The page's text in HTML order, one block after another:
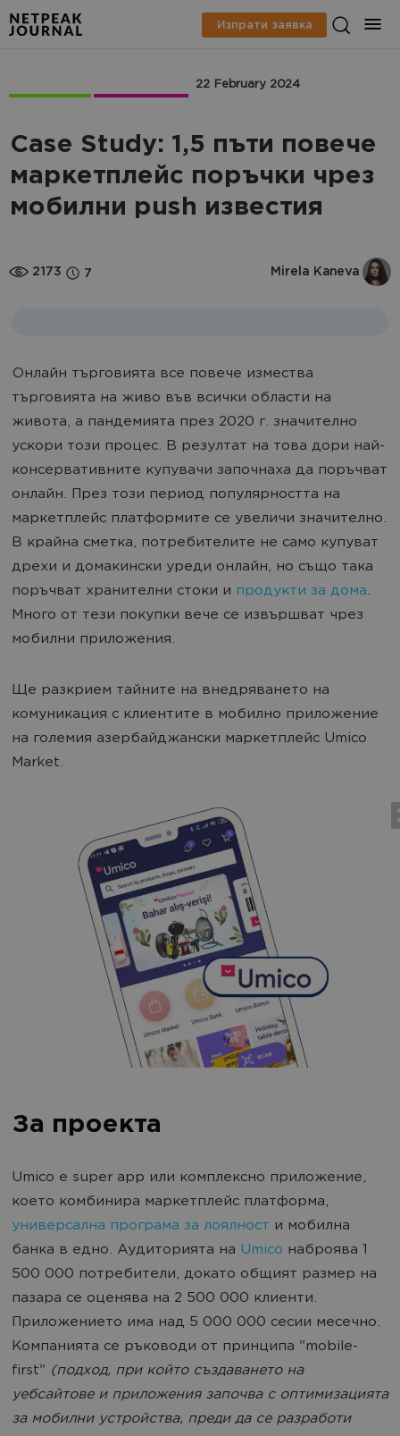
Изпрати заявка
22 February 2024
Case Study: 1,5 пъти повече
маркетплейс поръчки чрез
мобилни push известия
2173 7 Mirela Kaneva
Онлайн търговията все повече измества
търговията на живо във всички области на
живота, а пандемията през 2020 г. значително
ускори този процес. В резултат на това дори най-
консервативните купувачи започнаха да поръчват
онлайн. През този период популярността на
маркетплейс платформите се увеличи значително.
В крайна сметка, потребителите не само купуват
дрехи и домакински уреди онлайн, но също така
поръчват хранителни стоки и продукти за дома.
Много от тези покупки вече се извършват чрез
мобилни приложения.
Ще разкрием тайните на внедряването на
комуникация с клиентите в мобилно приложение
на големия азербайджански маркетплейс Umico
Market.
За проекта
Umico е super app или комплексно приложение,
което комбинира маркетплейс платформа,
универсална програма за лоялност и мобилна
банка в едно. Аудиторията на Umico наброява 1
500 000 потребители, докато общият размер на
пазара се оценява на 2 500 000 клиенти.
Приложението има над 5 000 000 сесии месечно.
Компанията се ръководи от принципа "mobile-
first" (подход, при който създаването на
уебсайтове и приложения започва с оптимизацията
за мобилни устройства, преди да се разработи